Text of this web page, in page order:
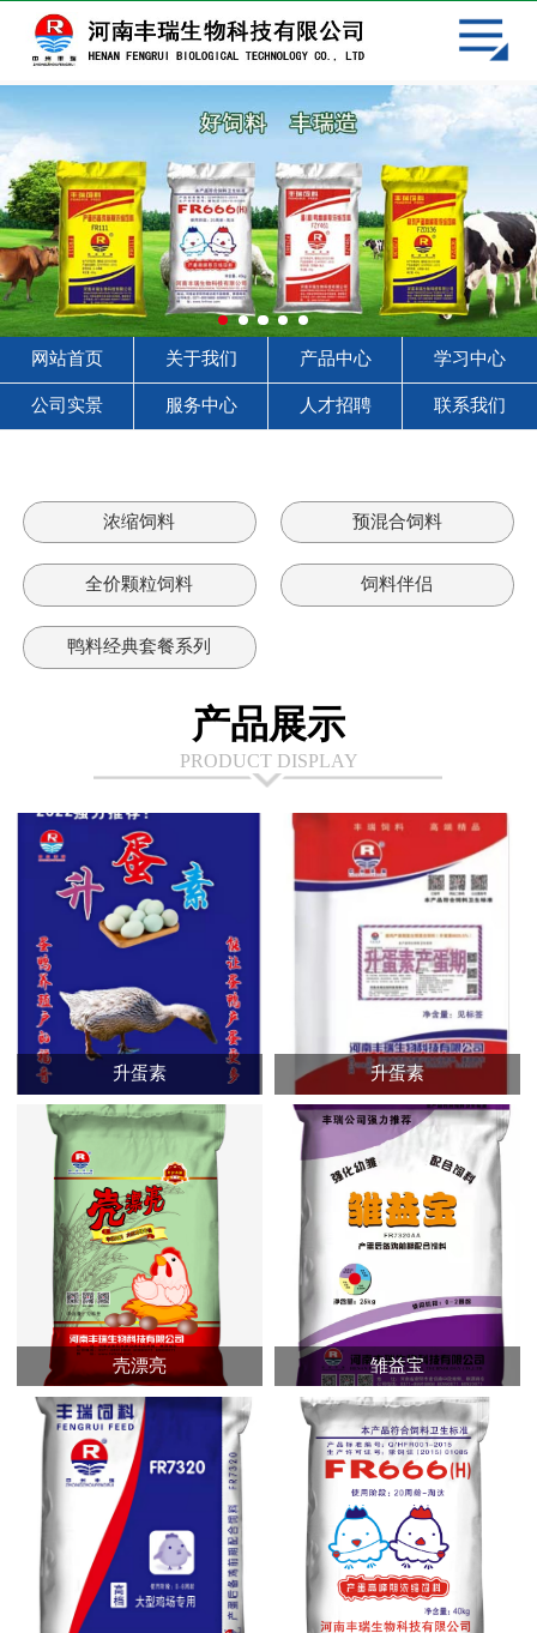
网站首页
关于我们
产品中心
学习中心
客户见证
服务中心
人才招聘
网站首页 关于我们 产品中心 学习中心
公司实景 服务中心 人才招聘 联系我们
浓缩饲料 预混合饲料
全价颗粒饲料 饲料伴侣
鸭料经典套餐系列
产品展示
PRODUCT DISPLAY
升蛋素 升蛋素
壳漂亮 雏益宝